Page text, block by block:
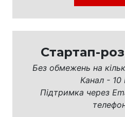
Стартап-
Без обмежень на
Канал - 10
Підтримка через